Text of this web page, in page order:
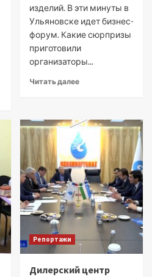
изделий. В эти минуты в
Ульяновске идет бизнес-
форум. Какие сюрпризы
приготовили
организаторы...
Читать далее
Репортажи
Дилерский центр